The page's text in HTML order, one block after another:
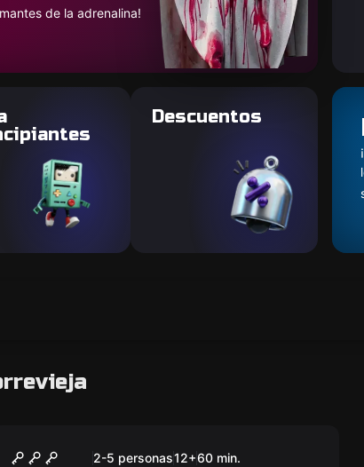
de la adrenalina!
Descuentos
Dementia2-5 personas12+60 min.